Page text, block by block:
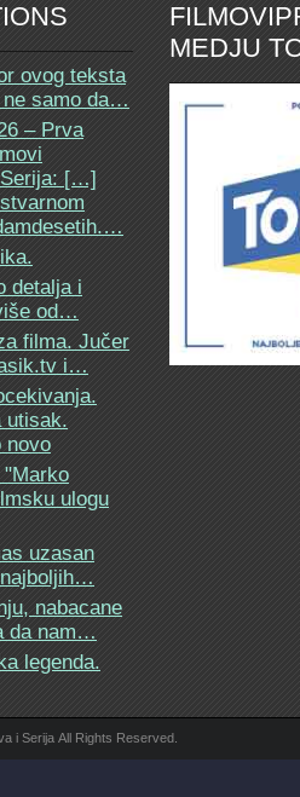
ovog teksta
ne samo da…
– Prva
Serija: […]
detalja i
od…
filma. Jučer
i…
utisak.
novo
ulogu
uzasan
nabacane
da nam…
legenda.
MEDJU
i Serija All Rights Reserved.